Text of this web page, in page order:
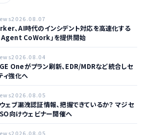
2026.08.07
、AI時代のインシデント対応を高速化する
Agent CoWork」を提供開始
2026.08.04
Oneがプラン刷新、EDR/MDRなど統合しセ
ィ強化へ
2026.08.05
ェブ漏洩認証情報、把握できているか？ マジセ
向けウェビナー開催へ
2026.08.05